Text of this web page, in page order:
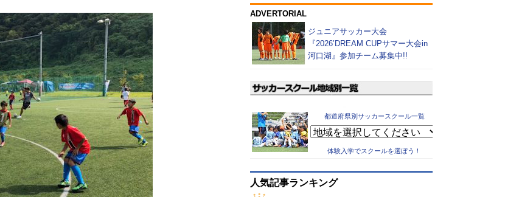
ADVERTORIAL
ジュニアサッカー大会
『2026’DREAM CUPサマー大会in
河口湖』参加チーム募集中!!
都道府県別サッカースクール一覧
体験入学でスクールを選ぼう！
人気記事ランキング